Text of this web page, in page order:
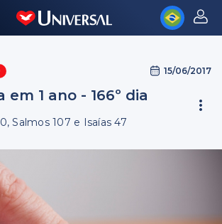
15/06/2017
em 1 ano - 166º dia
Salmos 107 e Isaías 47